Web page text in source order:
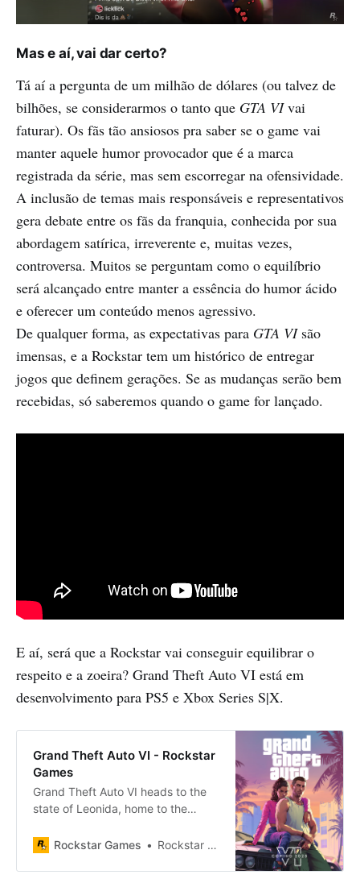
Mas e aí, vai dar certo?
Tá aí a pergunta de um milhão de dólares (ou talvez de
bilhões, se considerarmos o tanto que GTA VIvai
faturar). Os fãs tão ansiosos pra saber se o game vai
manter aquele humor provocador que é a marca
registrada da série, mas sem escorregar na ofensividade.
A inclusão de temas mais responsáveis e representativos
gera debate entre os fãs da franquia, conhecida por sua
abordagem satírica, irreverente e, muitas vezes,
controversa. Muitos se perguntam como o equilíbrio
será alcançado entre manter a essência do humor ácido
e oferecer um conteúdo menos agressivo.
De qualquer forma, as expectativas para GTA VIsão
imensas, e a Rockstar tem um histórico de entregar
jogos que definem gerações. Se as mudanças serão bem
recebidas, só saberemos quando o game for lançado.
E aí, será que a Rockstar vai conseguir equilibrar o
respeito e a zoeira? Grand Theft Auto VI está em
desenvolvimento para PS5 e Xbox Series S|X.
Grand Theft Auto VI - Rockstar
Games
Grand Theft Auto VI heads to the
state of Leonida, home to the
and beyond in the biggest, most
Theft Auto series yet. Coming 2025
Rockstar Games Rockstar Games